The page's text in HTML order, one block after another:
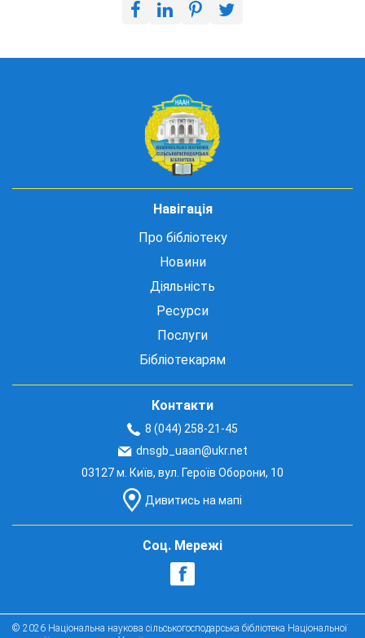
Навігація
Про бібліотеку
Новини
Діяльність
Ресурси
Послуги
Бібліотекарям
Контакти
8 (044) 258-21-45
dnsgb_uaan@ukr.net
03127 м. Київ, вул. Героїв Оборони, 10
Дивитись на мапі
Соц. Мережі
© 2026 Національна наукова сільськогосподарська бібліотека Національної